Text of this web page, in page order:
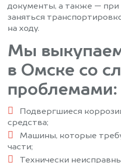
документы, а также —
заняться
на ходу.
Мы
в Омске со
проблемами:
Подвергшиеся
средства;
Машины, которые
части;
Технически